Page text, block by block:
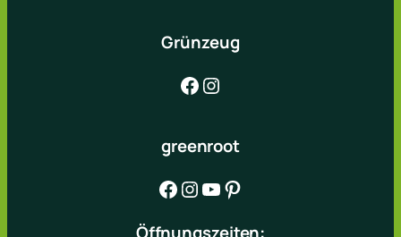
Grünzeug
Facebook Instagram
greenroot
Facebook Instagram YouTube Pinterest